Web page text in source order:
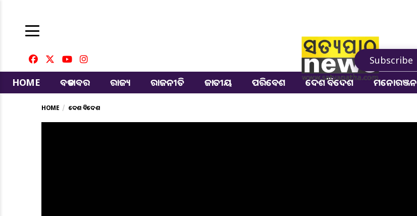
Subscribe
HOME
ବଡ ଖବର ରାଜ୍ୟ ରାଜନୀତି ଜାତୀୟ ପରିବେଶ ଦେଶ ବିଦେଶ ମନୋରଞ୍ଜନ
HOME ଦେଶ ବିଦେଶ